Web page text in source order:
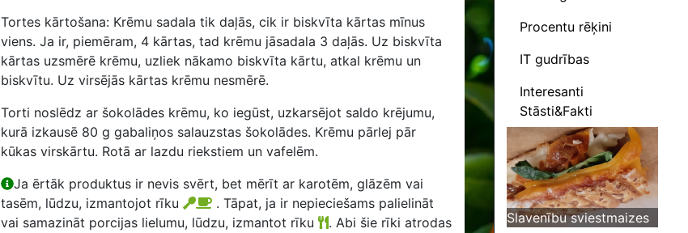
Tortes kārtošana: Krēmu sadala tik daļās, cik ir biskvīta kārtas mīnus
viens. Ja ir, piemēram, 4 kārtas, tad krēmu jāsadala 3 daļās. Uz biskvīta
kārtas uzsmērē krēmu, uzliek nākamo biskvīta kārtu, atkal krēmu un
biskvītu. Uz virsējās kārtas krēmu nesmērē.
Torti noslēdz ar šokolādes krēmu, ko iegūst, uzkarsējot saldo krējumu,
kurā izkausē 80 g gabaliņos salauzstas šokolādes. Krēmu pārlej pār
kūkas virskārtu. Rotā ar lazdu riekstiem un vafelēm.
Ja ērtāk produktus ir nevis svērt, bet mērīt ar karotēm, glāzēm vai
tasēm, lūdzu, izmantojot rīku
. Tāpat, ja ir nepieciešams palielināt
vai samazināt porcijas lielumu, lūdzu, izmantot rīku
. Abi šie rīki atrodas
Procentu rēķini
IT gudrības
Interesanti
Stāsti&Fakti
Slavenību sviestmaizes